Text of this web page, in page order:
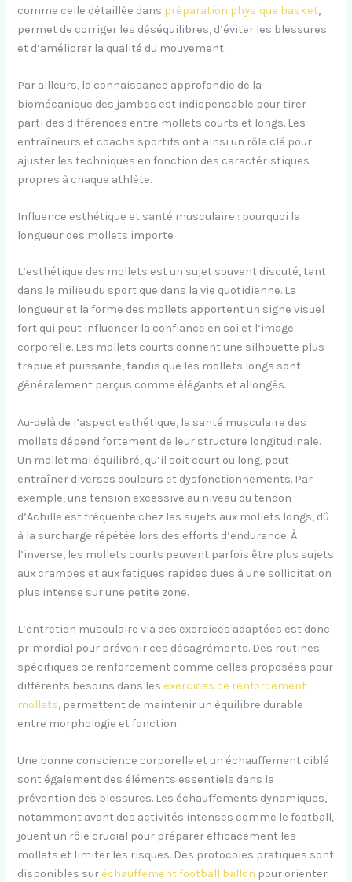
comme celle détaillée dans préparation physique basket,
permet de corriger les déséquilibres, d’éviter les blessures
et d’améliorer la qualité du mouvement.
Par ailleurs, la connaissance approfondie de la
biomécanique des jambes est indispensable pour tirer
parti des différences entre mollets courts et longs. Les
entraîneurs et coachs sportifs ont ainsi un rôle clé pour
ajuster les techniques en fonction des caractéristiques
propres à chaque athlète.
Influence esthétique et santé musculaire : pourquoi la
longueur des mollets importe
L’esthétique des mollets est un sujet souvent discuté, tant
dans le milieu du sport que dans la vie quotidienne. La
longueur et la forme des mollets apportent un signe visuel
fort qui peut influencer la confiance en soi et l’image
corporelle. Les mollets courts donnent une silhouette plus
trapue et puissante, tandis que les mollets longs sont
généralement perçus comme élégants et allongés.
Au-delà de l’aspect esthétique, la santé musculaire des
mollets dépend fortement de leur structure longitudinale.
Un mollet mal équilibré, qu’il soit court ou long, peut
entraîner diverses douleurs et dysfonctionnements. Par
exemple, une tension excessive au niveau du tendon
d’Achille est fréquente chez les sujets aux mollets longs, dû
à la surcharge répétée lors des efforts d’endurance. À
l’inverse, les mollets courts peuvent parfois être plus sujets
aux crampes et aux fatigues rapides dues à une sollicitation
plus intense sur une petite zone.
L’entretien musculaire via des exercices adaptées est donc
primordial pour prévenir ces désagréments. Des routines
spécifiques de renforcement comme celles proposées pour
différents besoins dans lesexercices de renforcement
mollets, permettent de maintenir un équilibre durable
entre morphologie et fonction.
Une bonne conscience corporelle et un échauffement ciblé
sont également des éléments essentiels dans la
prévention des blessures. Les échauffements dynamiques,
notamment avant des activités intenses comme le football,
jouent un rôle crucial pour préparer efficacement les
mollets et limiter les risques. Des protocoles pratiques sont
disponibles suréchauffement football ballon pour orienter